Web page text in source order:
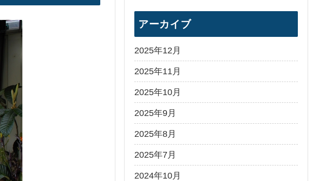
アーカイブ
2025年12月
2025年11月
2025年10月
2025年9月
2025年8月
2025年7月
2024年10月